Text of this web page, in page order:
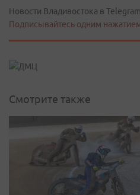
Новости Владивостока в
Подписывайтесь одним
Смотрите также